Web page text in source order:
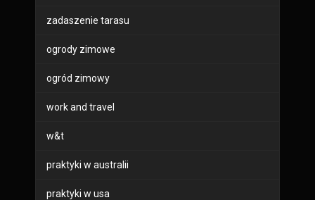
zadaszenie tarasu
ogrody zimowe
ogród zimowy
work and travel
w&t
praktyki w australii
praktyki w usa